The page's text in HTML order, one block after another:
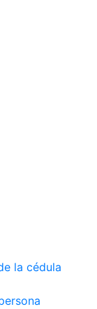
la cédula